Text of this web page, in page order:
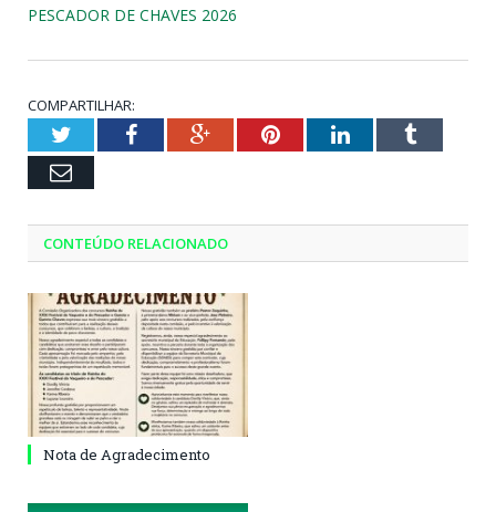
PESCADOR DE CHAVES 2026
COMPARTILHAR:
TwitterFacebookGoogle+PinterestLinkedInTumblr
Email
CONTEÚDO RELACIONADO
Nota de Agradecimento